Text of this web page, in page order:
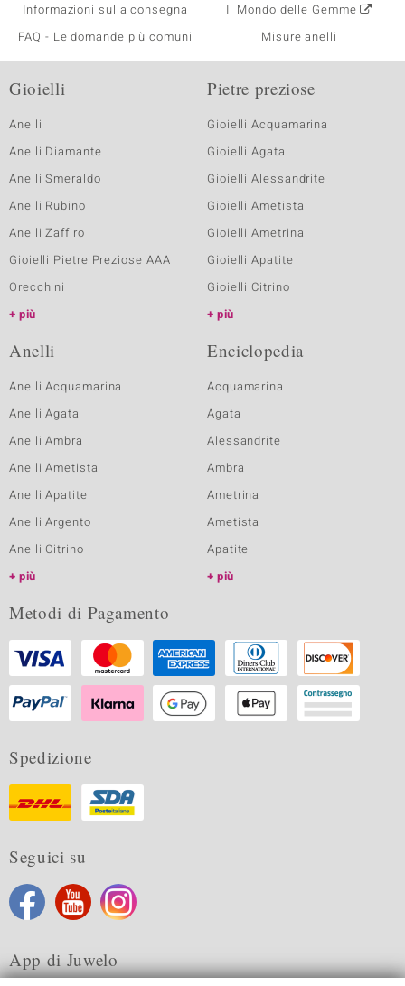
Informazioni sulla consegna
FAQ - Le domande più comuni
Il Mondo delle Gemme
Misure anelli
Gioielli
Anelli
Anelli Diamante
Anelli Smeraldo
Anelli Rubino
Anelli Zaffiro
Gioielli Pietre Preziose AAA
Orecchini
più
Pietre preziose
Gioielli Acquamarina
Gioielli Agata
Gioielli Alessandrite
Gioielli Ametista
Gioielli Ametrina
Gioielli Apatite
Gioielli Citrino
più
Anelli
Anelli Acquamarina
Anelli Agata
Anelli Ambra
Anelli Ametista
Anelli Apatite
Anelli Argento
Anelli Citrino
più
Enciclopedia
Acquamarina
Agata
Alessandrite
Ambra
Ametrina
Ametista
Apatite
più
Metodi di Pagamento
Spedizione
Seguici su
App di Juwelo